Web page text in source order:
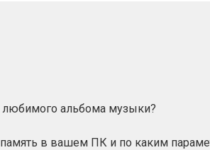
любимого альбома музыки?
память в вашем ПК и по каким